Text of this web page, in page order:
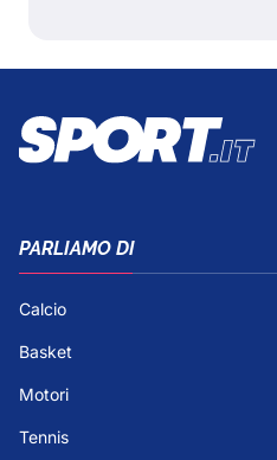
PARLIAMO DI
Calcio
Basket
Motori
Tennis